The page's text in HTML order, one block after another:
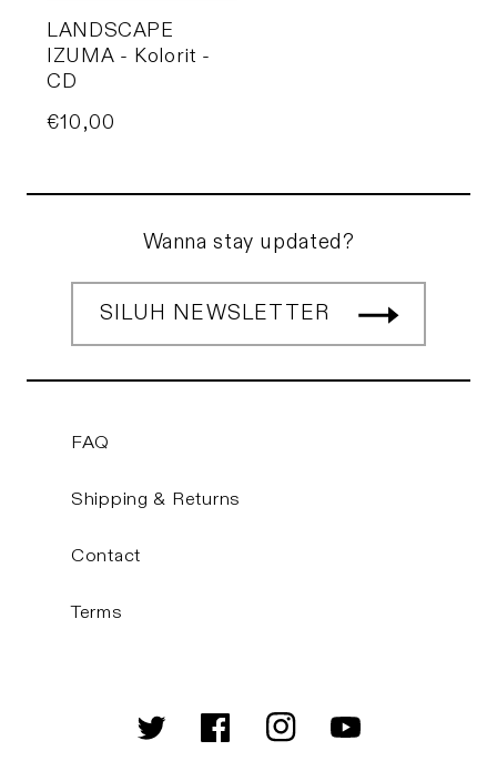
LANDSCAPE
IZUMA - Kolorit -
CD
Price
€10,00
Wanna stay updated?
SILUH NEWSLETTER
FAQ
Shipping & Returns
Contact
Terms
Twitter FacebookInstagramYouTube